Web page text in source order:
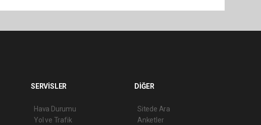
SERVİSLER
Hava Durumu
Yol ve Trafik
DİĞER
Sitede Ara
Anketler